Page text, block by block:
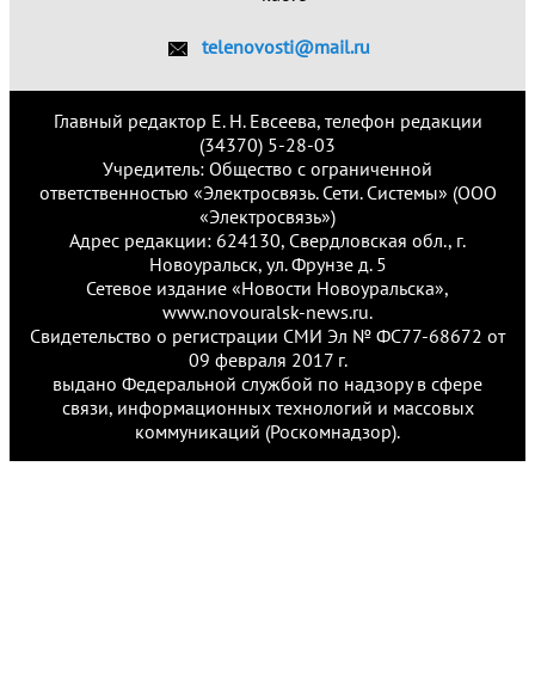
telenovosti@mail.ru
Главный редактор Е. Н. Евсеева, телефон редакции
(34370) 5-28-03
Учредитель: Общество с ограниченной
ответственностью «Электросвязь. Сети. Системы» (ООО
«Электросвязь»)
Адрес редакции: 624130, Свердловская обл., г.
Новоуральск, ул. Фрунзе д. 5
Сетевое издание «Новости Новоуральска»,
www.novouralsk-news.ru.
Свидетельство о регистрации СМИ Эл № ФС77-68672 от
09 февраля 2017 г.
выдано Федеральной службой по надзору в сфере
связи, информационных технологий и массовых
коммуникаций (Роскомнадзор).